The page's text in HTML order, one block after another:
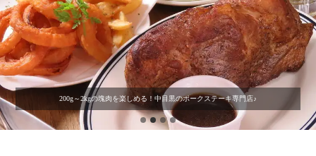
200g～2kgの塊肉を楽しめる！中目黒のポークステーキ専門店♪